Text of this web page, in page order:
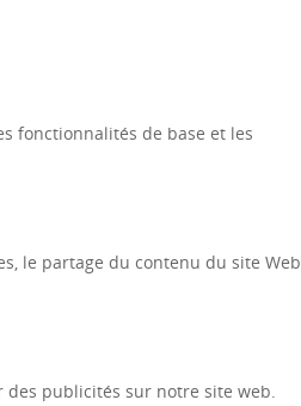
fonctionnalités de base et les
le partage du contenu du site Web
des publicités sur notre site web.